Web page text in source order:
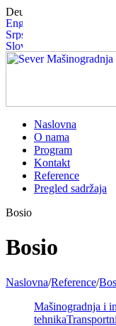
Naslovna
O nama
Program
Kontakt
Reference
Pregled sadržaja
Bosio
Bosio
Naslovna/Reference/
Mašinogradnja i
tehnika